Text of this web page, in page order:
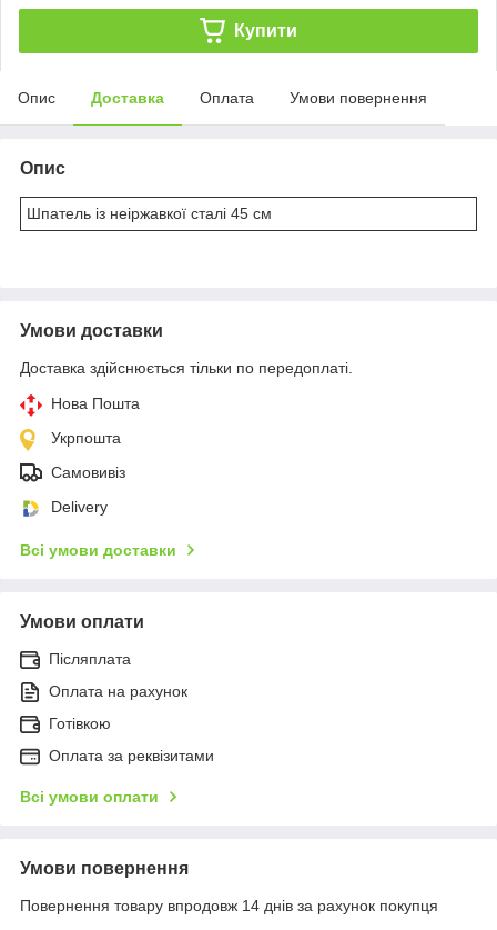
Купити
Опис Доставка Оплата Умови повернення
Опис
Шпатель із неіржавкої сталі 45 см
Умови доставки
Доставка здійснюється тільки по передоплаті.
Нова Пошта
Укрпошта
Самовивіз
Delivery
Всі умови доставки
Умови оплати
Післяплата
Оплата на рахунок
Готівкою
Оплата за реквізитами
Всі умови оплати
Умови повернення
Повернення товару впродовж 14 днів за рахунок покупця